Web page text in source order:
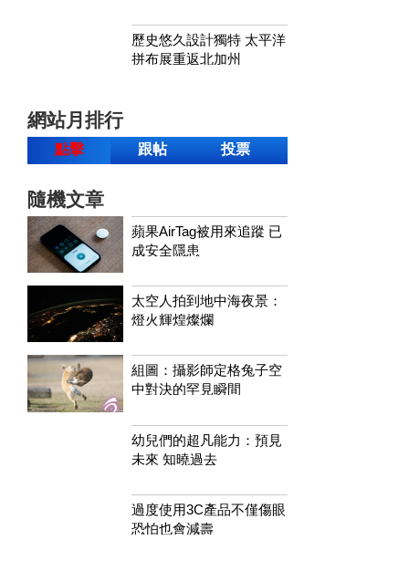
歷史悠久設計獨特 太平洋
拼布展重返北加州
網站月排行
點擊 跟帖 投票
隨機文章
蘋果AirTag被用來追蹤 已
成安全隱患
太空人拍到地中海夜景：
燈火輝煌燦爛
組圖：攝影師定格兔子空
中對決的罕見瞬間
幼兒們的超凡能力：預見
未來 知曉過去
過度使用3C產品不僅傷眼
恐怕也會減壽